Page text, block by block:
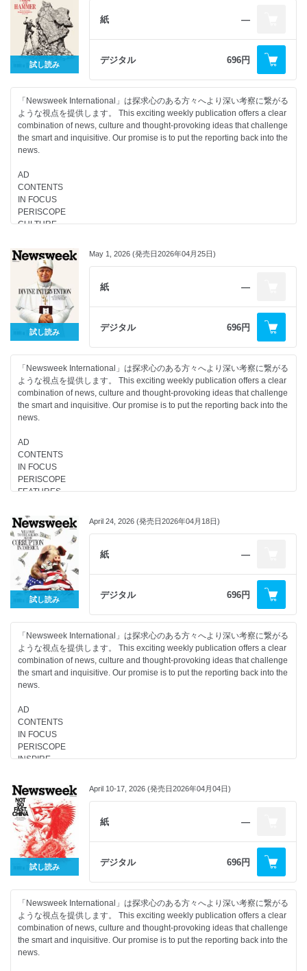
試し読み
紙 ―
デジタル 696円
「Newsweek International」は探求心のある方々へより深い考察に繋がる
ような視点を提供します。 This exciting weekly publication offers a clear
combination of news, culture and thought-provoking ideas that challenge
the smart and inquisitive. Our promise is to put the reporting back into the
news.
AD
CONTENTS
IN FOCUS
PERISCOPE
CULTURE
試し読み
May 1, 2026 (発売日2026年04月25日)
紙 ―
デジタル 696円
「Newsweek International」は探求心のある方々へより深い考察に繋がる
ような視点を提供します。 This exciting weekly publication offers a clear
combination of news, culture and thought-provoking ideas that challenge
the smart and inquisitive. Our promise is to put the reporting back into the
news.
AD
CONTENTS
IN FOCUS
PERISCOPE
FEATURES
試し読み
April 24, 2026 (発売日2026年04月18日)
紙 ―
デジタル 696円
「Newsweek International」は探求心のある方々へより深い考察に繋がる
ような視点を提供します。 This exciting weekly publication offers a clear
combination of news, culture and thought-provoking ideas that challenge
the smart and inquisitive. Our promise is to put the reporting back into the
news.
AD
CONTENTS
IN FOCUS
PERISCOPE
INSPIRE
試し読み
April 10-17, 2026 (発売日2026年04月04日)
紙 ―
デジタル 696円
「Newsweek International」は探求心のある方々へより深い考察に繋がる
ような視点を提供します。 This exciting weekly publication offers a clear
combination of news, culture and thought-provoking ideas that challenge
the smart and inquisitive. Our promise is to put the reporting back into the
news.